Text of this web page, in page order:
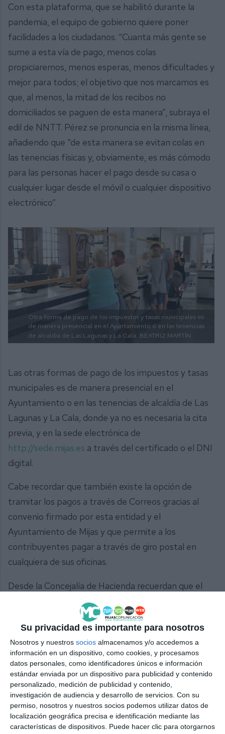
Su privacidad es importante para nosotros
Nosotros y nuestros socios almacenamos y/o accedemos a
información en un dispositivo, como cookies, y procesamos
datos personales, como identificadores únicos e información
estándar enviada por un dispositivo para publicidad y contenido
personalizado, medición de publicidad y contenido,
investigación de audiencia y desarrollo de servicios. Con su
permiso, nosotros y nuestros socios podemos utilizar datos de
localización geográfica precisa e identificación mediante las
características de dispositivos. Puede hacer clic para otorgarnos
Con esta plataforma, que se habilitó durante la
pandemia, el equipo de gobierno quiere poner
facilidades a los ciudadanos. “Cuanta más gente se
sume a esta vía de pago, menos colas
propiciaremos, menos esperas, menos dificultades y
mejor para todos; el objetivo que nos marcamos es
que, al menos, la mitad de los recibos no
domiciliados se paguen de esta manera”, subraya el
edil de NNTT. Pérez se pronuncia en la misma línea,
añadiendo que “de esta manera se evitan colas en
las tenencias físicas y, obviamente, es más cómodo
para las personas hacer el pago desde su casa o
cualquier lugar desde el móvil o cualquier dispositivo
electrónico”.
Otra forma de pago de los impuestos y tasas municipales es
de manera presencial en el Ayuntamiento o en las tenencias
de alcaldía de Las Lagunas y La Cala. BEATRIZ MARTÍN
Las otras formas de pago de los impuestos y tasas
municipales es de manera presencial en el
Ayuntamiento o en las tenencias de alcaldía de Las
Lagunas y La Cala, donde ya no es necesaria la cita
previa, y en la sede electrónica de
http://sede.mijas.es a través del certificado o el DNI
digital.
Cabe recordar que también existe la opción de
tramitar los pagos a través de Correos gracias al
convenio firmado por esta entidad y el
Ayuntamiento de Mijas y que permite a los
contribuyentes pagar a través de giro postal en
cualquiera de sus oficinas.
Desde la Concejalía de Hacienda recuerdan que el
periodo de pago en voluntaria expira el 21 de
noviembre. Y que lo más cómodo para todos, tanto
para los ciudadanos como para la administración, es
domiciliar sus impuestos, ya que este trámite
contempla una bonificación del 5 %. “Hablamos de
otra opción también muy cómoda, en este caso, ya
cualquier persona la puede solicitar de cara al
ejercicio que viene”, concluyó Pérez.
Comparte esta noticia desde el siguiente enlace: